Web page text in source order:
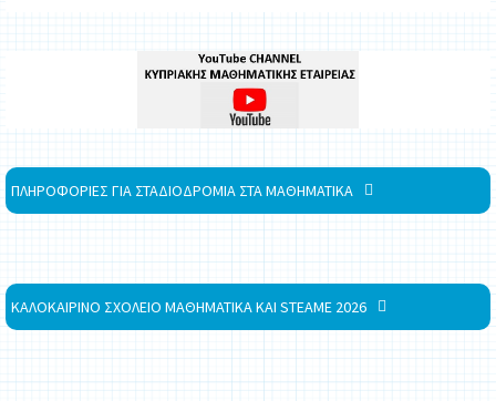
ΠΛΗΡΟΦΟΡΙΕΣ ΓΙΑ ΣΤΑΔΙΟΔΡΟΜΙΑ ΣΤΑ ΜΑΘΗΜΑΤΙΚΑ
ΚΑΛΟΚΑΙΡΙΝΟ ΣΧΟΛΕΙΟ ΜΑΘΗΜΑΤΙΚΑ ΚΑΙ STEAME 2026